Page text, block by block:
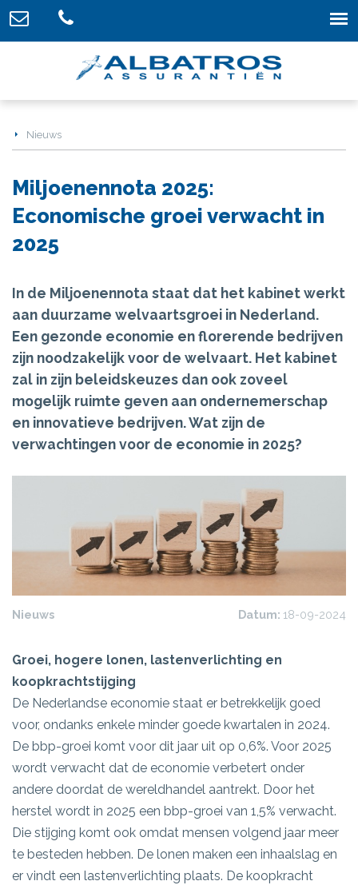
Nieuws
Miljoenennota 2025:
Economische groei verwacht in
2025
In de Miljoenennota staat dat het kabinet werkt
aan duurzame welvaartsgroei in Nederland.
Een gezonde economie en florerende bedrijven
zijn noodzakelijk voor de welvaart. Het kabinet
zal in zijn beleidskeuzes dan ook zoveel
mogelijk ruimte geven aan ondernemerschap
en innovatieve bedrijven. Wat zijn de
verwachtingen voor de economie in 2025?
Nieuws Datum: 18-09-2024
Groei, hogere lonen, lastenverlichting en
koopkrachtstijging
De Nederlandse economie staat er betrekkelijk goed
voor, ondanks enkele minder goede kwartalen in 2024.
De bbp-groei komt voor dit jaar uit op 0,6%. Voor 2025
wordt verwacht dat de economie verbetert onder
andere doordat de wereldhandel aantrekt. Door het
herstel wordt in 2025 een bbp-groei van 1,5% verwacht.
Die stijging komt ook omdat mensen volgend jaar meer
te besteden hebben. De lonen maken een inhaalslag en
er vindt een lastenverlichting plaats. De koopkracht